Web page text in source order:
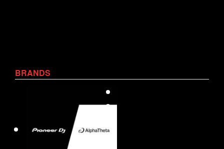
BRANDS